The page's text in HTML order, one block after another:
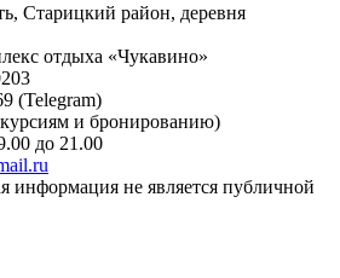
Старицкий район, деревня
отдыха «Чукавино»
(Telegram)
и бронированию)
до 21.00
информация не является публичной